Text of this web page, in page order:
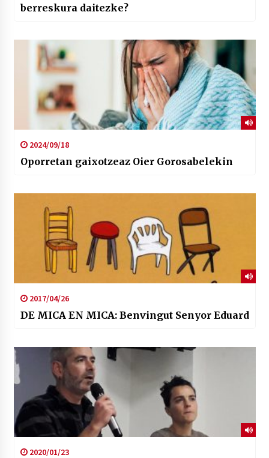
berreskura daitezke?
2024/09/18
Oporretan gaixotzeaz Oier Gorosabelekin
2017/04/26
DE MICA EN MICA: Benvingut Senyor Eduard
2020/01/23